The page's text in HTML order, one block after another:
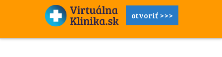
otvoriť >>>